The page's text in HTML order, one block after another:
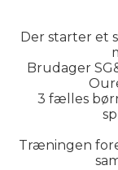
Der starter et
Brudager
3 fælles
Træningen